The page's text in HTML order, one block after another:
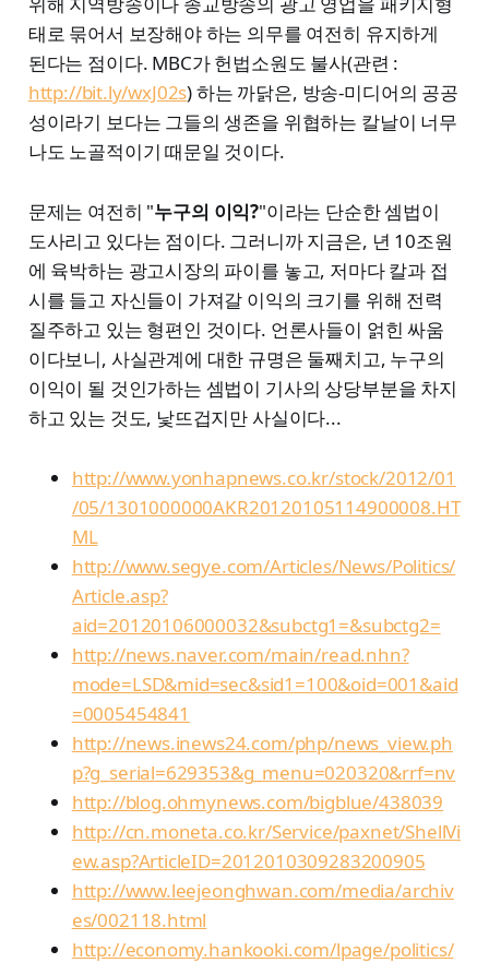
태로 묶어서 보장해야 하는 의무를 여전히 유지하게
된다는 점이다. MBC가 헌법소원도 불사(관련 :
http://bit.ly/wxJ02s) 하는 까닭은, 방송-미디어의 공공
성이라기 보다는 그들의 생존을 위협하는 칼날이 너무
나도 노골적이기 때문일 것이다.
문제는 여전히 "누구의 이익?"이라는 단순한 셈법이
도사리고 있다는 점이다. 그러니까 지금은, 년 10조원
에 육박하는 광고시장의 파이를 놓고, 저마다 칼과 접
시를 들고 자신들이 가져갈 이익의 크기를 위해 전력
질주하고 있는 형편인 것이다. 언론사들이 얽힌 싸움
이다보니, 사실관계에 대한 규명은 둘째치고, 누구의
이익이 될 것인가하는 셈법이 기사의 상당부분을 차지
하고 있는 것도, 낯뜨겁지만 사실이다...
http://www.yonhapnews.co.kr/stock/2012/01
/05/1301000000AKR20120105114900008.HT
ML
http://www.segye.com/Articles/News/Politics/
Article.asp?
aid=20120106000032&subctg1=&subctg2=
http://news.naver.com/main/read.nhn?
mode=LSD&mid=sec&sid1=100&oid=001&aid
=0005454841
http://news.inews24.com/php/news_view.ph
p?g_serial=629353&g_menu=020320&rrf=nv
http://blog.ohmynews.com/bigblue/438039
http://cn.moneta.co.kr/Service/paxnet/ShellVi
ew.asp?ArticleID=2012010309283200905
http://www.leejeonghwan.com/media/archiv
es/002118.html
http://economy.hankooki.com/lpage/politics/